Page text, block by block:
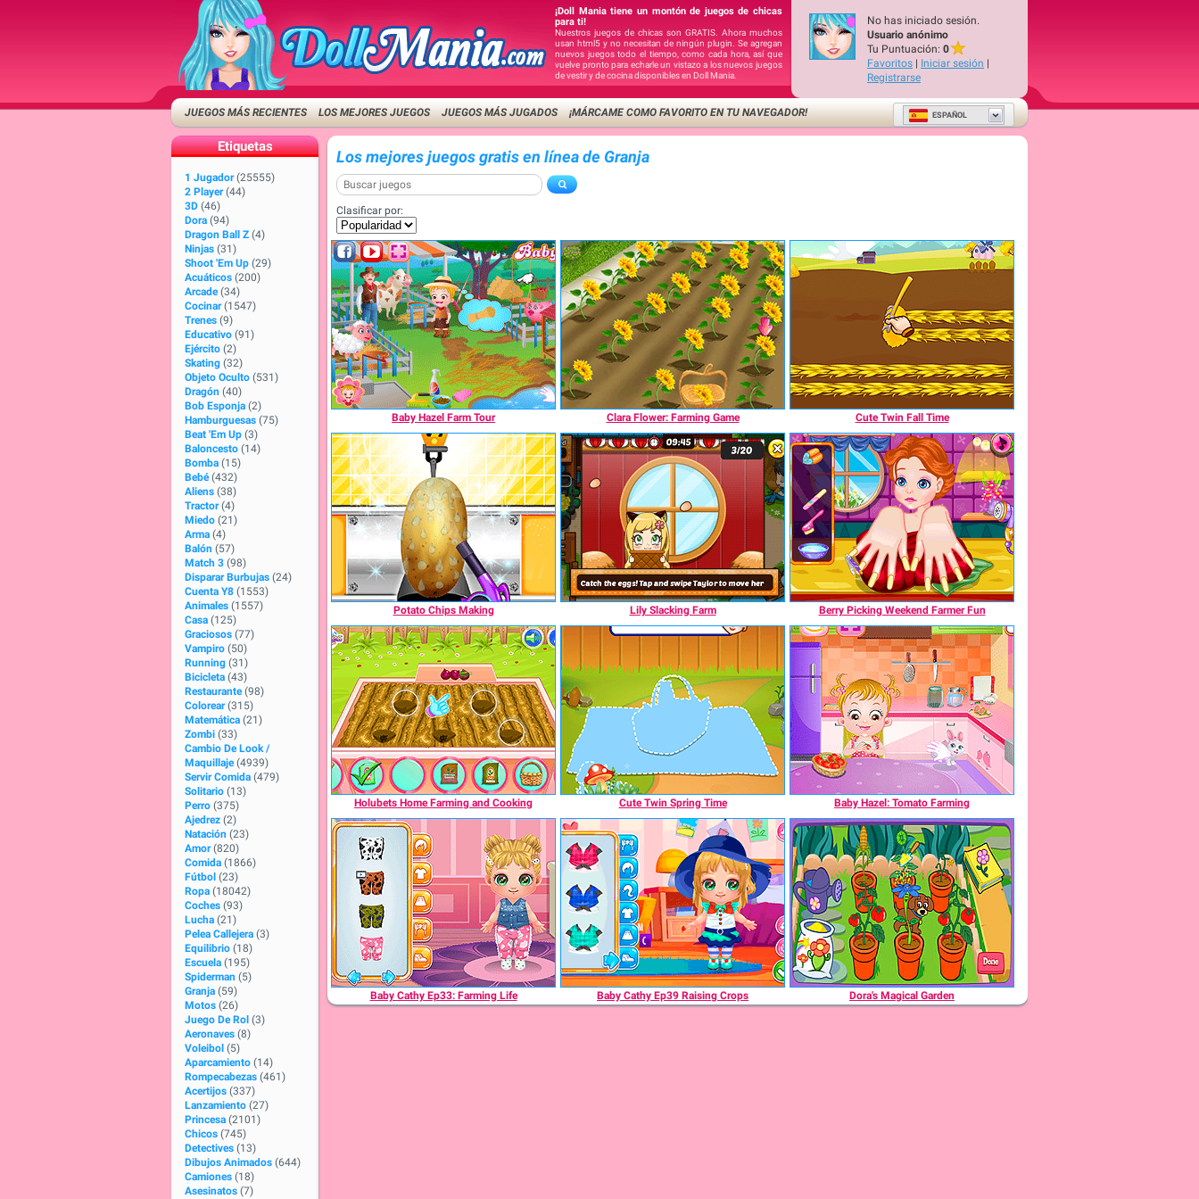
¡Doll Mania tiene un montón de juegos de chicas
para ti!
Nuestros juegos de chicas son GRATIS. Ahora muchos
usan html5 y no necesitan de ningún plugin. Se agregan
nuevos juegos todo el tiempo, como cada hora, así que
vuelve pronto para echarle un vistazo a los nuevos juegos
de vestir y de cocina disponibles en Doll Mania.
No has iniciado sesión.
Usuario anónimo
Tu Puntuación: 0
Favoritos | Iniciar sesión |
Registrarse
JUEGOS MÁS RECIENTES LOS MEJORES JUEGOS JUEGOS MÁS JUGADOS ¡MÁRCAME COMO FAVORITO EN TU NAVEGADOR! ESPAÑOL
Etiquetas
1 Jugador (25555)
2 Player (44)
3D (46)
Dora (94)
Dragon Ball Z (4)
Ninjas (31)
Shoot 'Em Up (29)
Acuáticos (200)
Arcade (34)
Cocinar (1547)
Trenes (9)
Educativo (91)
Ejército (2)
Skating (32)
Objeto Oculto (531)
Dragón (40)
Bob Esponja (2)
Hamburguesas (75)
Beat 'Em Up (3)
Baloncesto (14)
Bomba (15)
Bebé (432)
Aliens (38)
Tractor (4)
Miedo (21)
Arma (4)
Balón (57)
Match 3 (98)
Disparar Burbujas (24)
Cuenta Y8 (1553)
Animales (1557)
Casa (125)
Graciosos (77)
Vampiro (50)
Running (31)
Bicicleta (43)
Restaurante (98)
Colorear (315)
Matemática (21)
Zombi (33)
Cambio De Look /
Maquillaje (4939)
Servir Comida (479)
Solitario (13)
Perro (375)
Ajedrez (2)
Natación (23)
Amor (820)
Comida (1866)
Fútbol (23)
Ropa (18042)
Coches (93)
Lucha (21)
Pelea Callejera (3)
Equilibrio (18)
Escuela (195)
Spiderman (5)
Granja (59)
Motos (26)
Juego De Rol (3)
Aeronaves (8)
Voleibol (5)
Aparcamiento (14)
Rompecabezas (461)
Acertijos (337)
Lanzamiento (27)
Princesa (2101)
Chicos (745)
Detectives (13)
Dibujos Animados (644)
Camiones (18)
Asesinatos (7)
Los mejores juegos gratis en línea de Granja
Clasificar por:
Baby Hazel Farm Tour Clara Flower: Farming Game Cute Twin Fall Time
Potato Chips Making Lily Slacking Farm Berry Picking Weekend Farmer Fun
Holubets Home Farming and Cooking Cute Twin Spring Time Baby Hazel: Tomato Farming
Baby Cathy Ep33: Farming Life Baby Cathy Ep39 Raising Crops Dora's Magical Garden